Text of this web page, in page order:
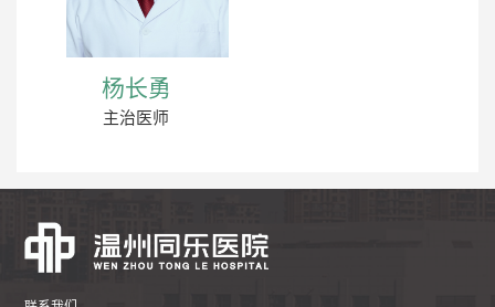
杨长勇
主治医师